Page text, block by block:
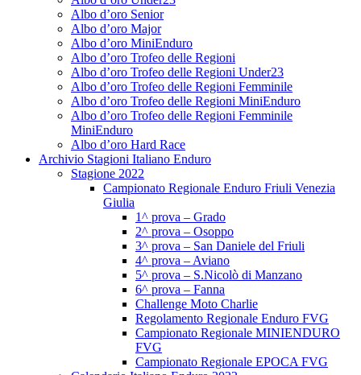
Albo d’oro Senior
Albo d’oro Major
Albo d’oro MiniEnduro
Albo d’oro Trofeo delle Regioni
Albo d’oro Trofeo delle Regioni Under23
Albo d’oro Trofeo delle Regioni Femminile
Albo d’oro Trofeo delle Regioni MiniEnduro
Albo d’oro Trofeo delle Regioni Femminile
MiniEnduro
Albo d’oro Hard Race
Archivio Stagioni Italiano Enduro
Stagione 2022
Campionato Regionale Enduro Friuli Venezia
Giulia
1^ prova – Grado
2^ prova – Osoppo
3^ prova – San Daniele del Friuli
4^ prova – Aviano
5^ prova – S.Nicolò di Manzano
6^ prova – Fanna
Challenge Moto Charlie
Regolamento Regionale Enduro FVG
Campionato Regionale MINIENDURO
FVG
Campionato Regionale EPOCA FVG